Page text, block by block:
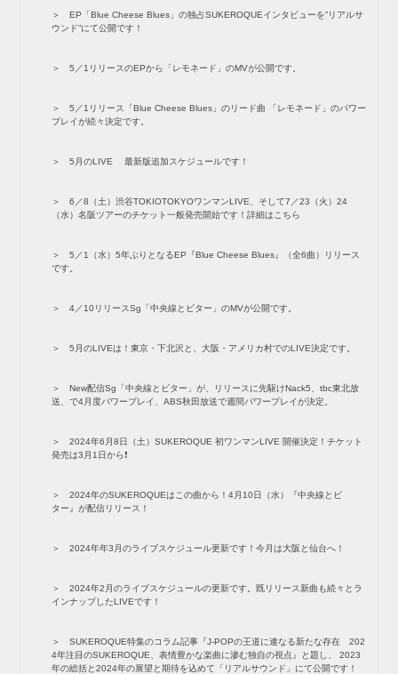
EP「Blue Cheese Blues」の独占SUKEROQUEインタビューを”リアルサ
ウンド”にて公開です！
5／1リリースのEPから「レモネード」のMVが公開です。
5／1リリース「Blue Cheese Blues」のリード曲 「レモネード」のパワー
プレイが続々決定です。
5月のLIVE 最新版追加スケジュールです！
6／8（土）渋谷TOKIOTOKYOワンマンLIVE、そして7／23（火）24
（水）名阪ツアーのチケット一般発売開始です！詳細はこちら
5／1（水）5年ぶりとなるEP『Blue Cheese Blues』（全6曲）リリース
です。
4／10リリースSg「中央線とビター」のMVが公開です。
5月のLIVEは！東京・下北沢と、大阪・アメリカ村でのLIVE決定です。
New配信Sg「中央線とビター」が、リリースに先駆けNack5、tbc東北放
送、で4月度パワープレイ、ABS秋田放送で週間パワープレイが決定。
2024年6月8日（土）SUKEROQUE 初ワンマンLIVE 開催決定！チケット
発売は3月1日から❗️
2024年のSUKEROQUEはこの曲から！4月10日（水）『中央線とビ
ター』が配信リリース！
2024年年3月のライブスケジュール更新です！今月は大阪と仙台へ！
2024年2月のライブスケジュールの更新です。既リリース新曲も続々とラ
インナップしたLIVEです！
SUKEROQUE特集のコラム記事『J-POPの王道に連なる新たな存在 202
4年注目のSUKEROQUE、表情豊かな楽曲に滲む独自の視点』と題し、 2023
年の総括と2024年の展望と期待を込めて「リアルサウンド」にて公開です！